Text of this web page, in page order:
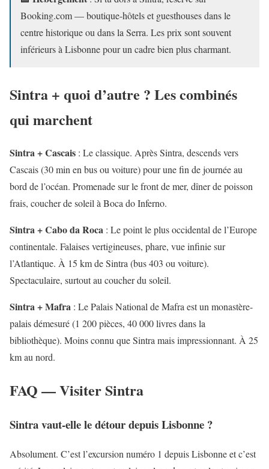
Booking.com — boutique-hôtels et guesthouses dans le
centre historique ou dans la Serra. Les prix sont souvent
inférieurs à Lisbonne pour un cadre bien plus charmant.
Sintra + quoi d’autre ? Les combinés
qui marchent
Sintra + Cascais : Le classique. Après Sintra, descends vers
Cascais (30 min en bus ou voiture) pour une fin de journée au
bord de l’océan. Promenade sur le front de mer, dîner de poisson
frais, coucher de soleil à Boca do Inferno.
Sintra + Cabo da Roca : Le point le plus occidental de l’Europe
continentale. Falaises vertigineuses, phare, vue infinie sur
l’Atlantique. À 15 km de Sintra (bus 403 ou voiture).
Spectaculaire, surtout au coucher du soleil.
Sintra + Mafra : Le Palais National de Mafra est un monastère-
palais démesuré (1 200 pièces, 40 000 livres dans la
bibliothèque). Moins connu que Sintra mais impressionnant. À 25
km au nord.
FAQ — Visiter Sintra
Sintra vaut-elle le détour depuis Lisbonne ?
Absolument. C’est l’excursion numéro 1 depuis Lisbonne et c’est